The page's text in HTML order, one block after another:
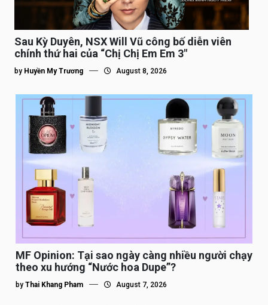
Sau Kỳ Duyên, NSX Will Vũ công bố diễn viên
chính thứ hai của “Chị Chị Em Em 3″
by Huyền My Trương August 8, 2026
MF Opinion: Tại sao ngày càng nhiều người chạy
theo xu hướng “Nước hoa Dupe”?
by Thai Khang Pham August 7, 2026